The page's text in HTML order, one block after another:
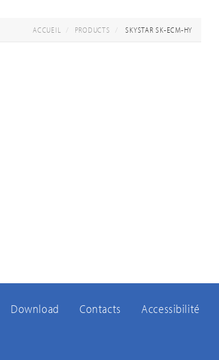
ACCUEIL PRODUCTS SKYSTAR SK-ECM-HY
Download Contacts Accessibilité